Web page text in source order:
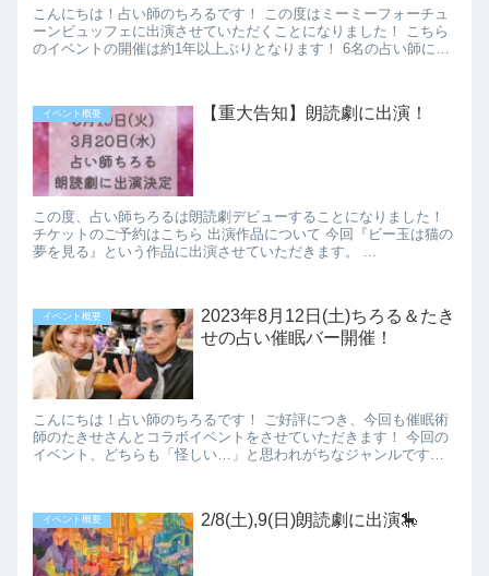
こんにちは！占い師のちろるです！ この度はミーミーフォーチュ
ーンビュッフェに出演させていただくことになりました！ こちら
のイベントの開催は約1年以上ぶりとなります！ 6名の占い師に占
イベント概要 【重大告知】朗読劇に出演！
この度、占い師ちろるは朗読劇デビューすることになりました！
チケットのご予約はこちら 出演作品について 今回『ビー玉は猫の
夢を見る』という作品に出演させていただきます。 ...
イベント概要
2023年8月12日(土)ちろる＆たき
せの占い催眠バー開催！
こんにちは！占い師のちろるです！ ご好評につき、今回も催眠術
師のたきせさんとコラボイベントをさせていただきます！ 今回の
イベント、どちらも「怪しい…」と思われがちなジャンルです
イベント概要 2/8(土),9(日)朗読劇に出演🎠